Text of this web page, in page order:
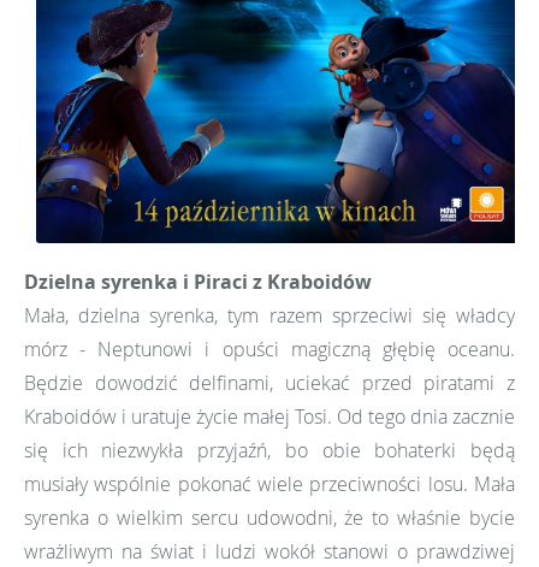
Dzielna syrenka i Piraci z Kraboidów
Mała, dzielna syrenka, tym razem sprzeciwi się władcy
mórz - Neptunowi i opuści magiczną głębię oceanu.
Będzie dowodzić delfinami, uciekać przed piratami z
Kraboidów i uratuje życie małej Tosi. Od tego dnia zacznie
się ich niezwykła przyjaźń, bo obie bohaterki będą
musiały wspólnie pokonać wiele przeciwności losu. Mała
syrenka o wielkim sercu udowodni, że to właśnie bycie
wrażliwym na świat i ludzi wokół stanowi o prawdziwej